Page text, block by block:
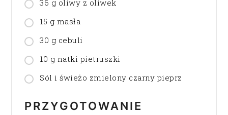
36 g oliwy z oliwek
15 g masła
30 g cebuli
10 g natki pietruszki
Sól i świeżo zmielony czarny pieprz
PRZYGOTOWANIE